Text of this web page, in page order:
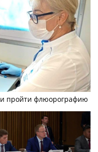
пройти флюорографию